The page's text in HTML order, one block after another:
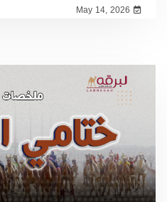
May 14, 2026